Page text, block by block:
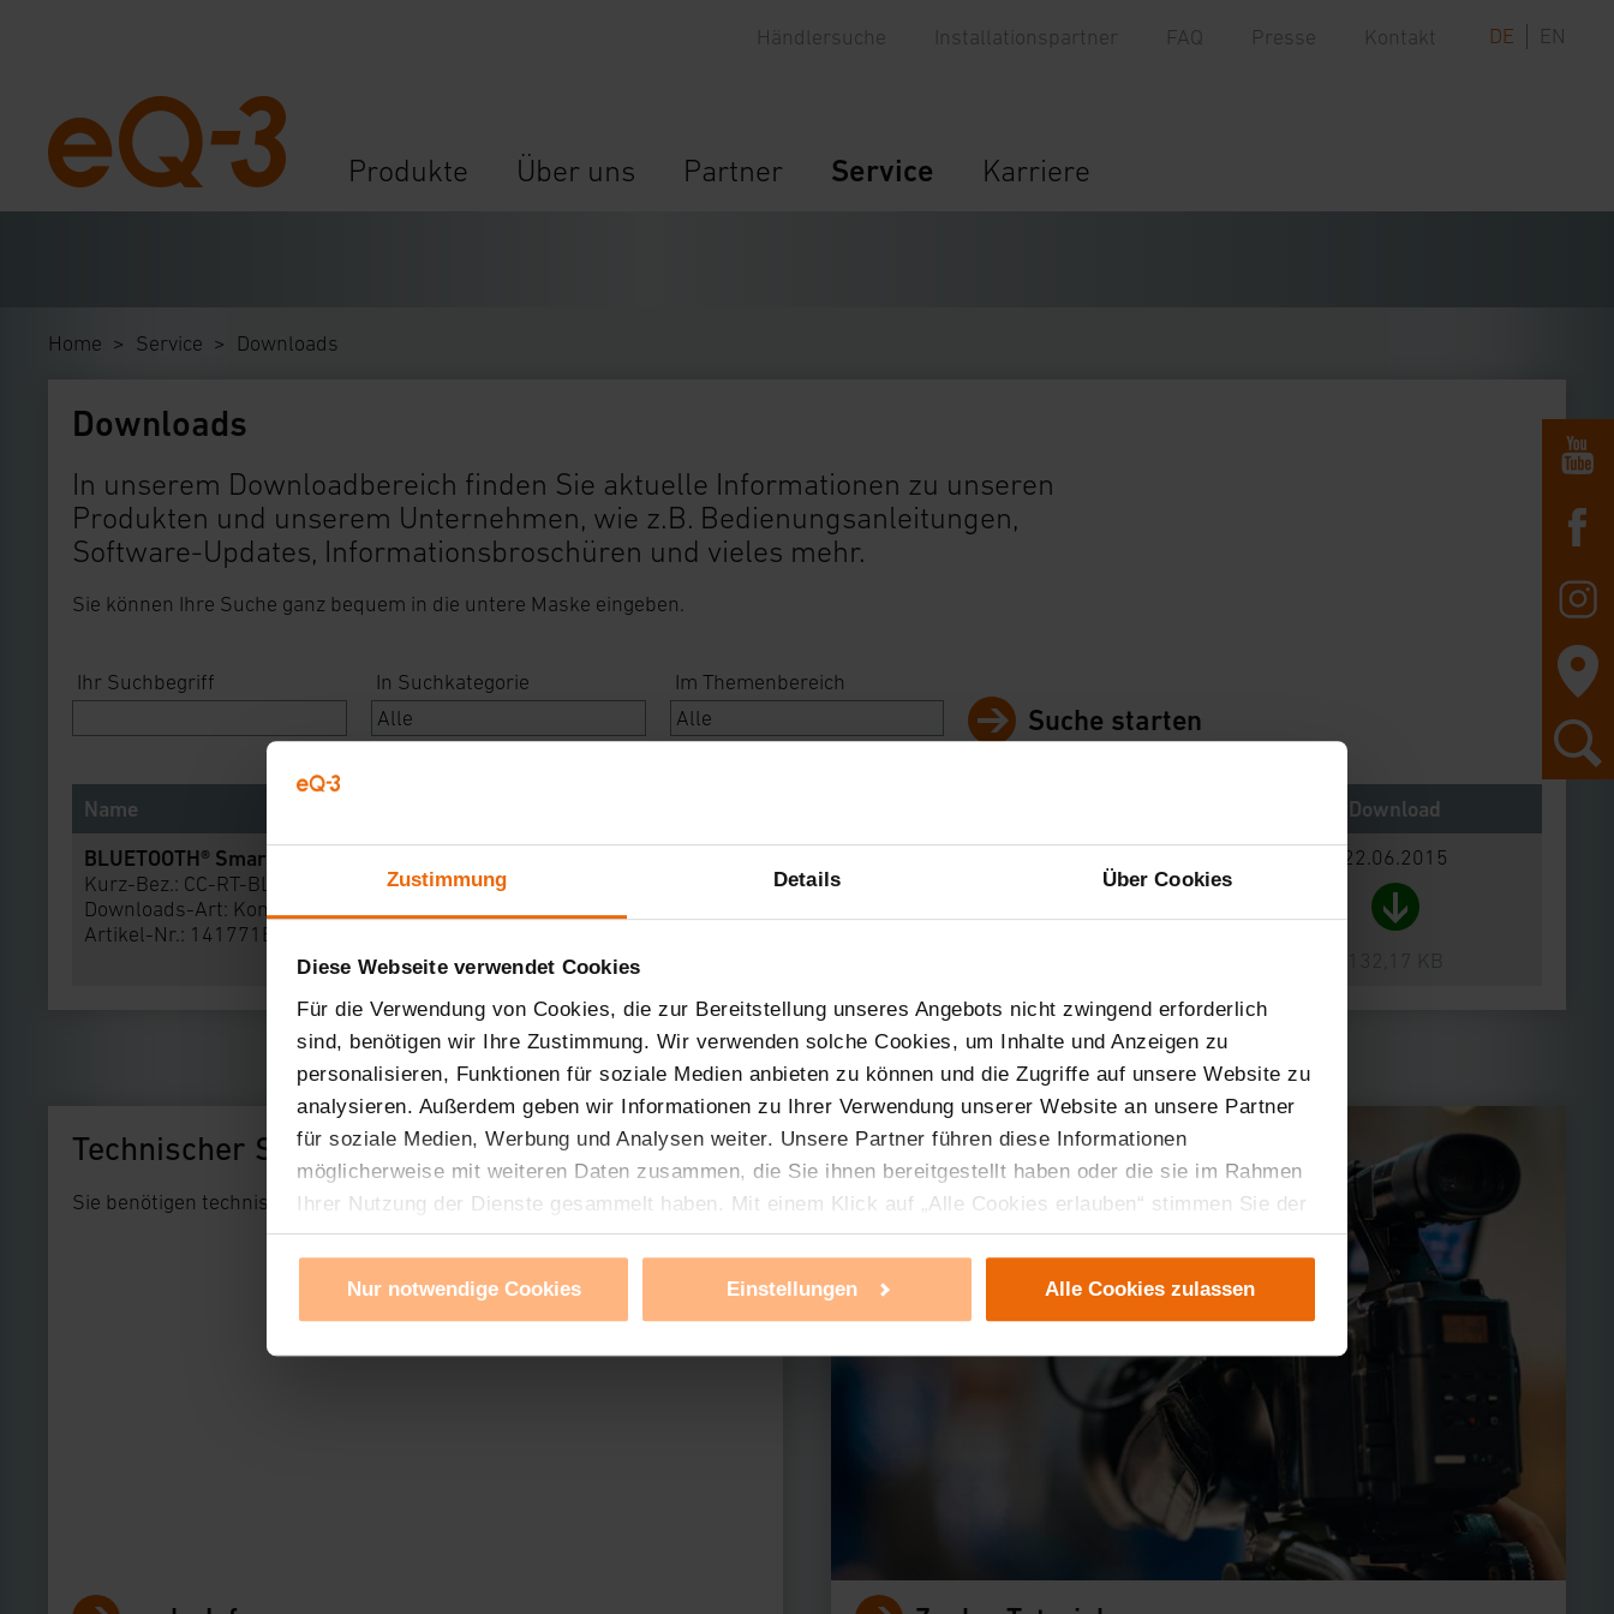
Zustimmung Details Über Cookies
Diese Webseite verwendet Cookies
Für die Verwendung von Cookies, die zur Bereitstellung unseres Angebots nicht zwingend erforderlich
sind, benötigen wir Ihre Zustimmung. Wir verwenden solche Cookies, um Inhalte und Anzeigen zu
personalisieren, Funktionen für soziale Medien anbieten zu können und die Zugriffe auf unsere Website zu
analysieren. Außerdem geben wir Informationen zu Ihrer Verwendung unserer Website an unsere Partner
für soziale Medien, Werbung und Analysen weiter. Unsere Partner führen diese Informationen
möglicherweise mit weiteren Daten zusammen, die Sie ihnen bereitgestellt haben oder die sie im Rahmen
Ihrer Nutzung der Dienste gesammelt haben. Mit einem Klick auf „Alle Cookies erlauben“ stimmen Sie der
Verwendung von Cookies für alle vorgenannten Zwecke zu. Eine detaillierte Auflistung der einzelnen
Sie können die Verwendung nicht notwendiger Cookies ablehnen oder ihr ganz oder teilweise zustimmen.
widerrufen. Ihre Browser-Einstellungen können dazu führen, dass die Einstellungen nicht längerfristig
Nur notwendige Cookies Einstellungen Alle Cookies zulassen
Navigation
Produkte Über uns Partner Service Karriere
Händlersuche Installationspartner FAQ Presse Kontakt DE EN
Home Service Downloads
Downloads
In unserem Downloadbereich finden Sie aktuelle Informationen zu unseren
Produkten und unserem Unternehmen, wie z.B. Bedienungsanleitungen,
Software-Updates, Informationsbroschüren und vieles mehr.
Sie können Ihre Suche ganz bequem in die untere Maske eingeben.
Ihr Suchbegriff In Suchkategorie Im Themenbereich
Suche starten
Name
Download
BLUETOOTH® Smart Heizkörperthermostat
Kurz-Bez.: CC-RT-BLE-HG
Downloads-Art: Konformitätserklärung
Artikel-Nr.: 141771BxA
22.06.2015
132,17 KB
Technischer Support
Sie benötigen technischen Support bei einem unserer Produkte?